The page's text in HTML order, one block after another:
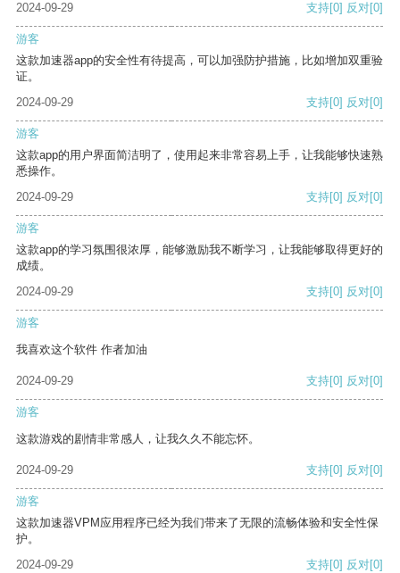
2024-09-29 支持[0] 反对[0]
游客
这款加速器app的安全性有待提高，可以加强防护措施，比如增加双重验
证。
2024-09-29
支持[0] 反对[0]
游客
这款app的用户界面简洁明了，使用起来非常容易上手，让我能够快速熟
悉操作。
2024-09-29
支持[0] 反对[0]
游客
这款app的学习氛围很浓厚，能够激励我不断学习，让我能够取得更好的
成绩。
2024-09-29
支持[0] 反对[0]
游客
我喜欢这个软件 作者加油
2024-09-29 支持[0] 反对[0]
游客
这款游戏的剧情非常感人，让我久久不能忘怀。
2024-09-29 支持[0] 反对[0]
游客
这款加速器VPM应用程序已经为我们带来了无限的流畅体验和安全性保
护。
2024-09-29
支持[0] 反对[0]